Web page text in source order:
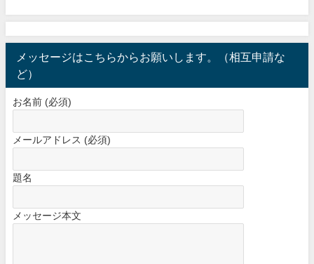
メッセージはこちらからお願いします。（相互申請な
ど）
お名前 (必須)
メールアドレス (必須)
題名
メッセージ本文